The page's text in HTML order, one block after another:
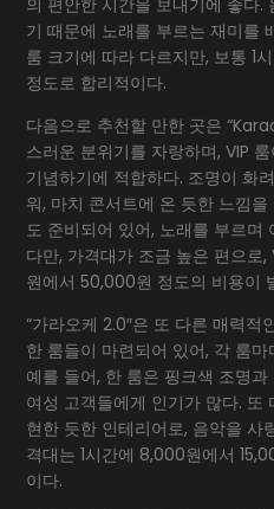
기 때문에 노래를 부르는 재미를
룸 크기에 따라 다르지만, 보통 1
정도로 합리적이다.
다음으로 추천할 만한 곳은
스러운 분위기를 자랑하며, VIP
기념하기에 적합하다. 조명이 화
워, 마치 콘서트에 온 듯한 느낌
도 준비되어 있어, 노래를 부르며
다만, 가격대가 조금 높은 편으로
원에서 50,000원 정도의 비용이
“가라오케 2.0″은 또 다른 매력적
한 룸들이 마련되어 있어, 각 룸
예를 들어, 한 룸은 핑크색 조명
여성 고객들에게 인기가 많다. 또
현한 듯한 인테리어로, 음악을 사
격대는 1시간에 8,000원에서
이다.